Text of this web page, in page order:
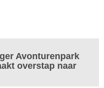
Avonturenpark
overstap naar